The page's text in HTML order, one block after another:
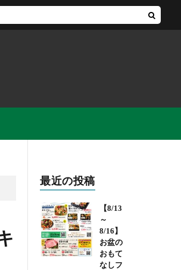
最近の投稿
【8/13
～
8/16】
お盆の
おもて
なしフ